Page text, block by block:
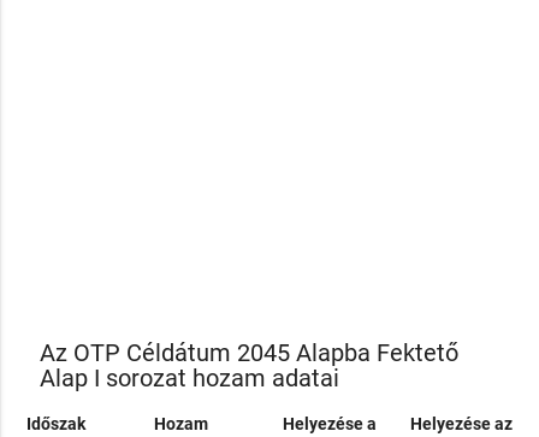
Az OTP Céldátum 2045 Alapba Fektető
Alap I sorozat hozam adatai
Időszak Hozam
Helyezése a
Helyezése az